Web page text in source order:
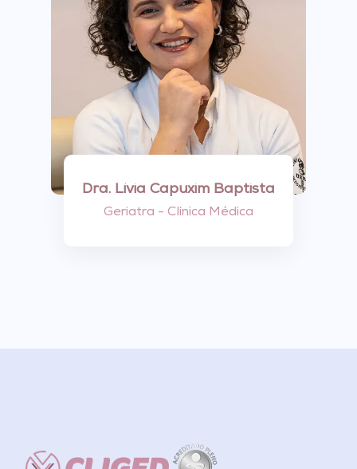
Dra. Lívia Capuxim Baptista
Geriatra - Clínica Médica